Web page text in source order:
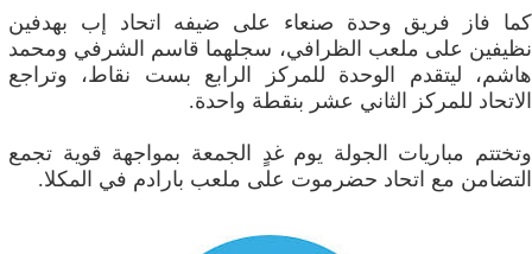
كما فاز فريق وحدة صنعاء على ضيفه اتحاد إب بهدفين
نظيفين على ملعب الظرافي، سجلهما قاسم الشرفي ومحمد
هاشم، ليتقدم الوحدة للمركز الرابع بست نقاط، وتراجع
الاتحاد للمركز الثاني عشر بنقطة واحدة.
وتختتم مباريات الجولة يوم غدٍ الجمعة بمواجهة قوية تجمع
التضامن مع اتحاد حضرموت على ملعب بارادم في المكلا.